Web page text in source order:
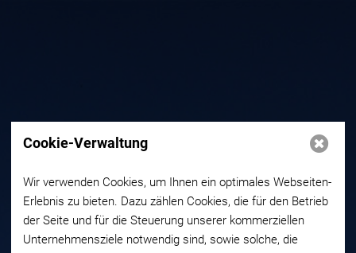
Cookie-Verwaltung
Wir verwenden Cookies, um Ihnen ein optimales Webseiten-
Erlebnis zu bieten. Dazu zählen Cookies, die für den Betrieb
der Seite und für die Steuerung unserer kommerziellen
Unternehmensziele notwendig sind, sowie solche, die